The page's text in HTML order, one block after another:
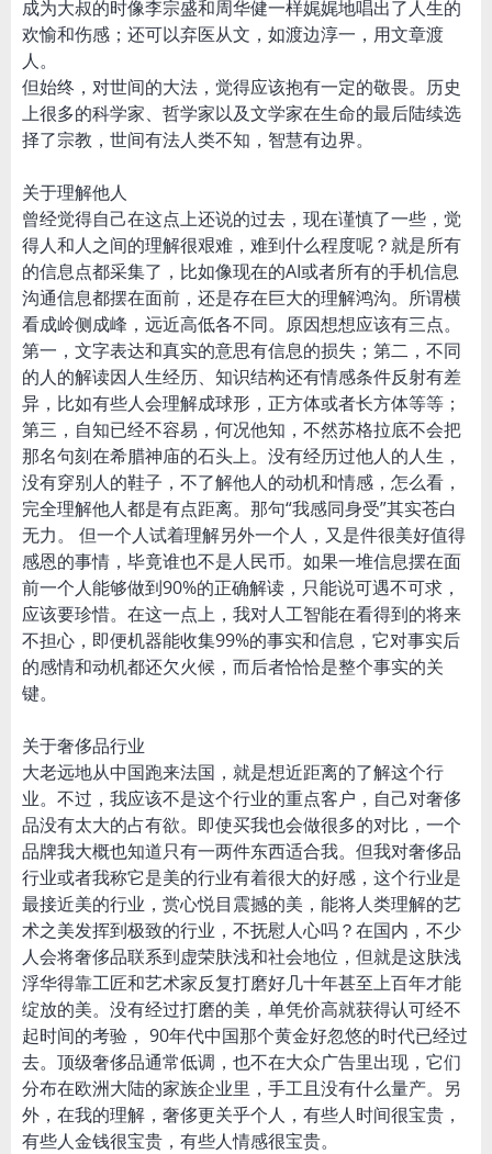
成为大叔的时像李宗盛和周华健一样娓娓地唱出了人生的
欢愉和伤感；还可以弃医从文，如渡边淳一，用文章渡
人。
但始终，对世间的大法，觉得应该抱有一定的敬畏。历史
上很多的科学家、哲学家以及文学家在生命的最后陆续选
择了宗教，世间有法人类不知，智慧有边界。
关于理解他人
曾经觉得自己在这点上还说的过去，现在谨慎了一些，觉
得人和人之间的理解很艰难，难到什么程度呢？就是所有
的信息点都采集了，比如像现在的AI或者所有的手机信息
沟通信息都摆在面前，还是存在巨大的理解鸿沟。所谓横
看成岭侧成峰，远近高低各不同。原因想想应该有三点。
第一，文字表达和真实的意思有信息的损失；第二，不同
的人的解读因人生经历、知识结构还有情感条件反射有差
异，比如有些人会理解成球形，正方体或者长方体等等；
第三，自知已经不容易，何况他知，不然苏格拉底不会把
那名句刻在希腊神庙的石头上。没有经历过他人的人生，
没有穿别人的鞋子，不了解他人的动机和情感，怎么看，
完全理解他人都是有点距离。那句“我感同身受”其实苍白
无力。 但一个人试着理解另外一个人，又是件很美好值得
感恩的事情，毕竟谁也不是人民币。如果一堆信息摆在面
前一个人能够做到90%的正确解读，只能说可遇不可求，
应该要珍惜。在这一点上，我对人工智能在看得到的将来
不担心，即便机器能收集99%的事实和信息，它对事实后
的感情和动机都还欠火候，而后者恰恰是整个事实的关
键。
关于奢侈品行业
大老远地从中国跑来法国，就是想近距离的了解这个行
业。不过，我应该不是这个行业的重点客户，自己对奢侈
品没有太大的占有欲。即使买我也会做很多的对比，一个
品牌我大概也知道只有一两件东西适合我。但我对奢侈品
行业或者我称它是美的行业有着很大的好感，这个行业是
最接近美的行业，赏心悦目震撼的美，能将人类理解的艺
术之美发挥到极致的行业，不抚慰人心吗？在国内，不少
人会将奢侈品联系到虚荣肤浅和社会地位，但就是这肤浅
浮华得靠工匠和艺术家反复打磨好几十年甚至上百年才能
绽放的美。没有经过打磨的美，单凭价高就获得认可经不
起时间的考验， 90年代中国那个黄金好忽悠的时代已经过
去。顶级奢侈品通常低调，也不在大众广告里出现，它们
分布在欧洲大陆的家族企业里，手工且没有什么量产。另
外，在我的理解，奢侈更关乎个人，有些人时间很宝贵，
有些人金钱很宝贵，有些人情感很宝贵。